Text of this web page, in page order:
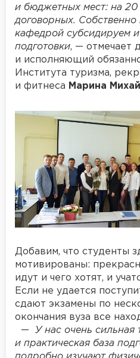
и бюджетных мест: на
договорных. Собственно
кафедрой субсидируем
подготовки, — отмечает
и исполняющий
Института туризма,
и фитнеса Марина
Добавим, что студенты
мотивированы:
идут и чего хотят, и
Если не удается
сдают экзамены по
окончания вуза все
— У нас очень сильная
и практическая база